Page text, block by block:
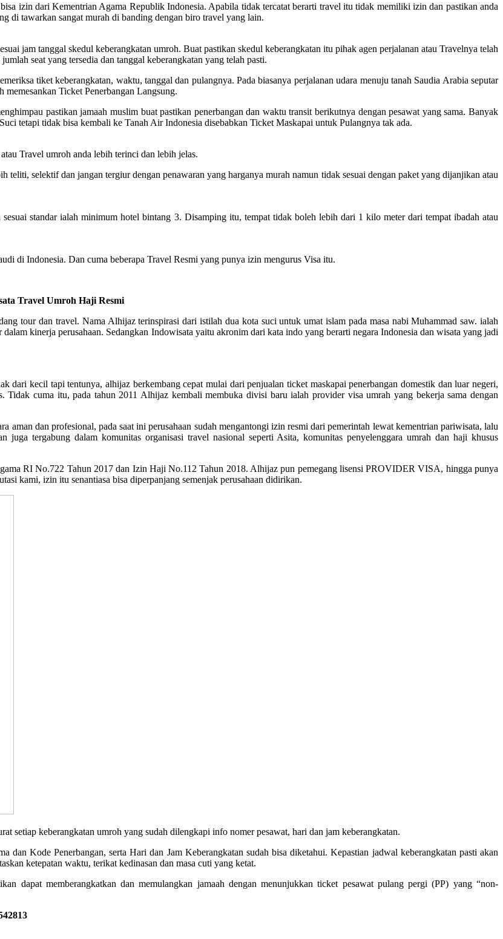
izin dari Kementrian Agama Republik Indonesia. Apabila tidak tercatat berarti travel itu tidak memiliki izin dan pastikan anda
di tawarkan sangat murah di banding dengan biro travel yang lain.
jam tanggal skedul keberangkatan umroh. Buat pastikan skedul keberangkatan itu pihak agen perjalanan atau Travelnya telah
seat yang tersedia dan tanggal keberangkatan yang telah pasti.
tiket keberangkatan, waktu, tanggal dan pulangnya. Pada biasanya perjalanan udara menuju tanah Saudia Arabia seputar
Ticket Penerbangan Langsung.
pastikan jamaah muslim buat pastikan penerbangan dan waktu transit berikutnya dengan pesawat yang sama. Banyak
tetapi tidak bisa kembali ke Tanah Air Indonesia disebabkan Ticket Maskapai untuk Pulangnya tak ada.
Travel umroh anda lebih terinci dan lebih jelas.
teliti, selektif dan jangan tergiur dengan penawaran yang harganya murah namun tidak sesuai dengan paket yang dijanjikan atau
standar ialah minimum hotel bintang 3. Disamping itu, tempat tidak boleh lebih dari 1 kilo meter dari tempat ibadah atau
di Indonesia. Dan cuma beberapa Travel Resmi yang punya izin mengurus Visa itu.
Travel Umroh Haji Resmi
tour dan travel. Nama Alhijaz terinspirasi dari istilah dua kota suci untuk umat islam pada masa nabi Muhammad saw. ialah
kinerja perusahaan. Sedangkan Indowisata yaitu akronim dari kata indo yang berarti negara Indonesia dan wisata yang jadi
kecil tapi tentunya, alhijaz berkembang cepat mulai dari penjualan ticket maskapai penerbangan domestik dan luar negeri,
Tidak cuma itu, pada tahun 2011 Alhijaz kembali membuka divisi baru ialah provider visa umrah yang bekerja sama dengan
aman dan profesional, pada saat ini perusahaan sudah mengantongi izin resmi dari pemerintah lewat kementrian pariwisata, lalu
tergabung dalam komunitas organisasi travel nasional seperti Asita, komunitas penyelenggara umrah dan haji khusus
RI No.722 Tahun 2017 dan Izin Haji No.112 Tahun 2018. Alhijaz pun pemegang lisensi PROVIDER VISA, hingga punya
kami, izin itu senantiasa bisa diperpanjang semenjak perusahaan didirikan.
keberangkatan umroh yang sudah dilengkapi info nomer pesawat, hari dan jam keberangkatan.
Kode Penerbangan, serta Hari dan Jam Keberangkatan sudah bisa diketahui. Kepastian jadwal keberangkatan pasti akan
ketepatan waktu, terikat kedinasan dan masa cuti yang ketat.
dapat memberangkatkan dan memulangkan jamaah dengan menunjukkan ticket pesawat pulang pergi (PP) yang “non-